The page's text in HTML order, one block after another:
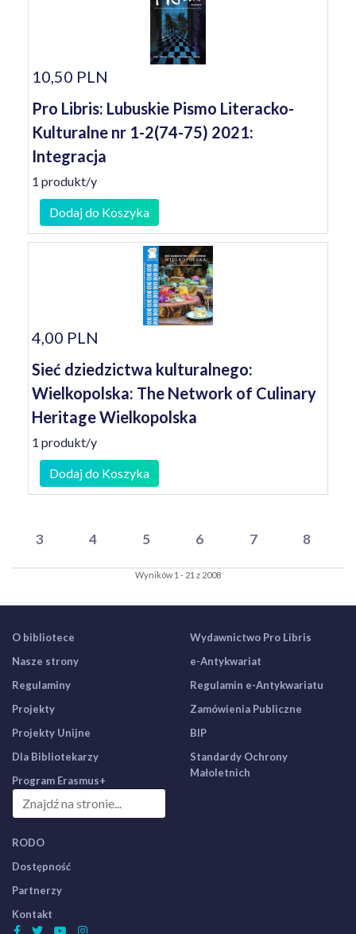
10,50 PLN
Pro Libris: Lubuskie Pismo Literacko-
Kulturalne nr 1-2(74-75) 2021:
Integracja
1 produkt/y
Dodaj do Koszyka
4,00 PLN
Sieć dziedzictwa kulturalnego:
Wielkopolska: The Network of Culinary
Heritage Wielkopolska
1 produkt/y
Dodaj do Koszyka
3 4 5 6 7 8
Wyników 1 - 21 z 2008
O bibliotece
Nasze strony
Regulaminy
Projekty
Projekty Unijne
Dla Bibliotekarzy
Program Erasmus+
Wydawnictwo Pro Libris
e-Antykwariat
Regulamin e-Antykwariatu
Zamówienia Publiczne
BIP
Standardy Ochrony
Małoletnich
RODO
Dostępność
Partnerzy
Kontakt